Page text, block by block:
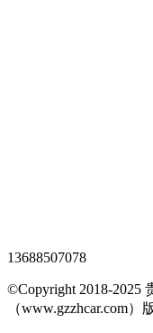
13688507078
©Copyright 2018-2025
（www.gzzhcar.com）